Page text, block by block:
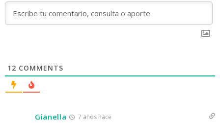
12 COMMENTS
Gianella 7 años hace